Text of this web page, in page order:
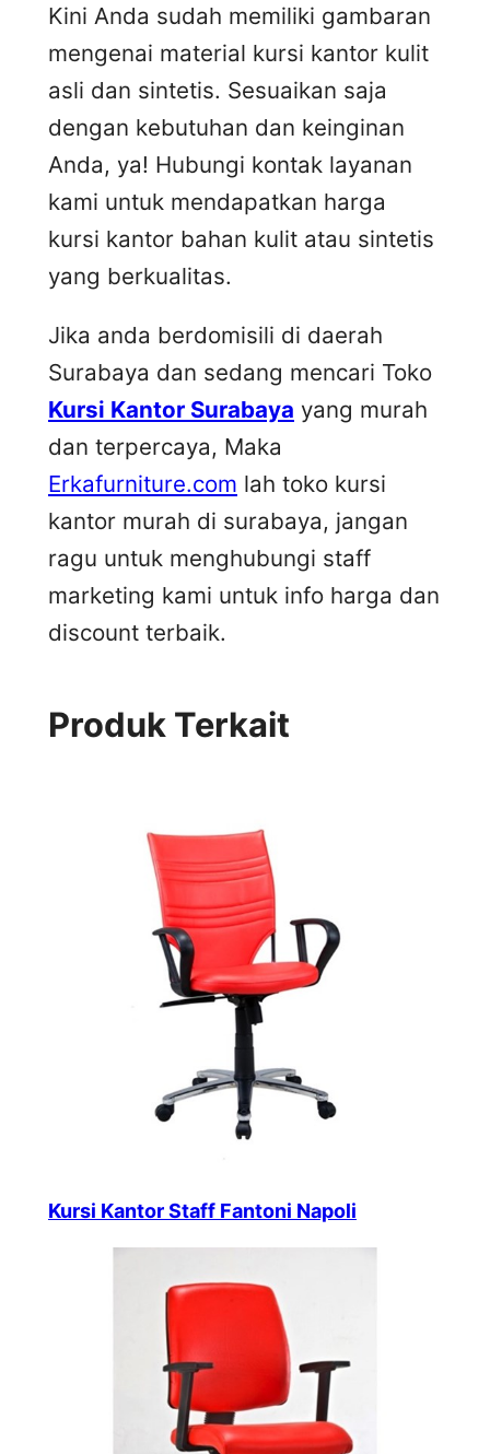
Kini Anda sudah memiliki gambaran
mengenai material kursi kantor kulit
asli dan sintetis. Sesuaikan saja
dengan kebutuhan dan keinginan
Anda, ya! Hubungi kontak layanan
kami untuk mendapatkan harga
kursi kantor bahan kulit atau sintetis
yang berkualitas.
Jika anda berdomisili di daerah
Surabaya dan sedang mencari Toko
Kursi Kantor Surabaya yang murah
dan terpercaya, Maka
Erkafurniture.com lah toko kursi
kantor murah di surabaya, jangan
ragu untuk menghubungi staff
marketing kami untuk info harga dan
discount terbaik.
Produk Terkait
Kursi Kantor Staff Fantoni Napoli